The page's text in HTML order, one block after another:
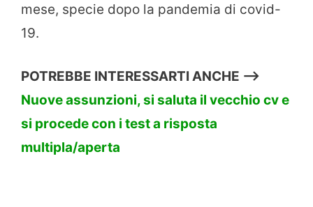
mese, specie dopo la pandemia di covid-
19.
POTREBBE INTERESSARTI ANCHE —>
Nuove assunzioni, si saluta il vecchio cv e
si procede con i test a risposta
multipla/aperta